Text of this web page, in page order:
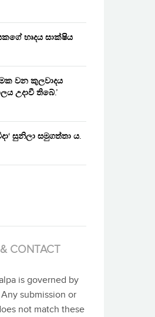
හෘදය සාක්ෂිය
වන කුලවාදය
උදාවී තිබේ.’
සුනිලා සමුගත්තා ය.
CONTACT
is governed by
submission or
not match these